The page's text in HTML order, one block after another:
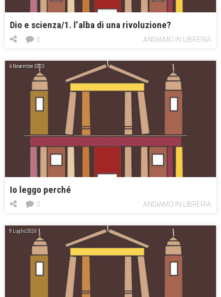
Dio e scienza/1. l’alba di una rivoluzione?
ANDIAMO IN LIBRERIA
0
6 Novembre 2025
Io leggo perché
ANDIAMO IN LIBRERIA
0
9 Luglio 2026